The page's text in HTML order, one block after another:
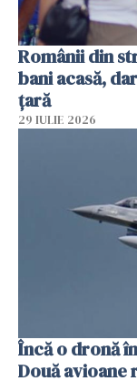
Românii din
bani acasă,
țară
29 IULIE 2026
Încă o dronă
Două avioane